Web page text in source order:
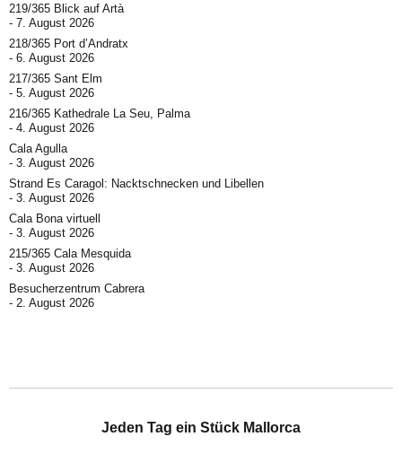
219/365 Blick auf Artà
7. August 2026
218/365 Port d’Andratx
6. August 2026
217/365 Sant Elm
5. August 2026
216/365 Kathedrale La Seu, Palma
4. August 2026
Cala Agulla
3. August 2026
Strand Es Caragol: Nacktschnecken und Libellen
3. August 2026
Cala Bona virtuell
3. August 2026
215/365 Cala Mesquida
3. August 2026
Besucherzentrum Cabrera
2. August 2026
Jeden Tag ein Stück Mallorca